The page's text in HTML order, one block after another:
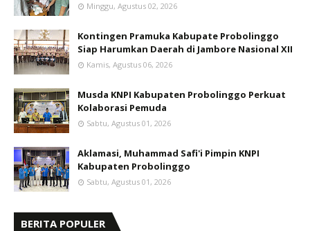
Minggu, Agustus 02, 2026
Kontingen Pramuka Kabupate Probolinggo
Siap Harumkan Daerah di Jambore Nasional XII
Kamis, Agustus 06, 2026
Musda KNPI Kabupaten Probolinggo Perkuat
Kolaborasi Pemuda
Sabtu, Agustus 01, 2026
Aklamasi, Muhammad Safi'i Pimpin KNPI
Kabupaten Probolinggo
Sabtu, Agustus 01, 2026
BERITA POPULER